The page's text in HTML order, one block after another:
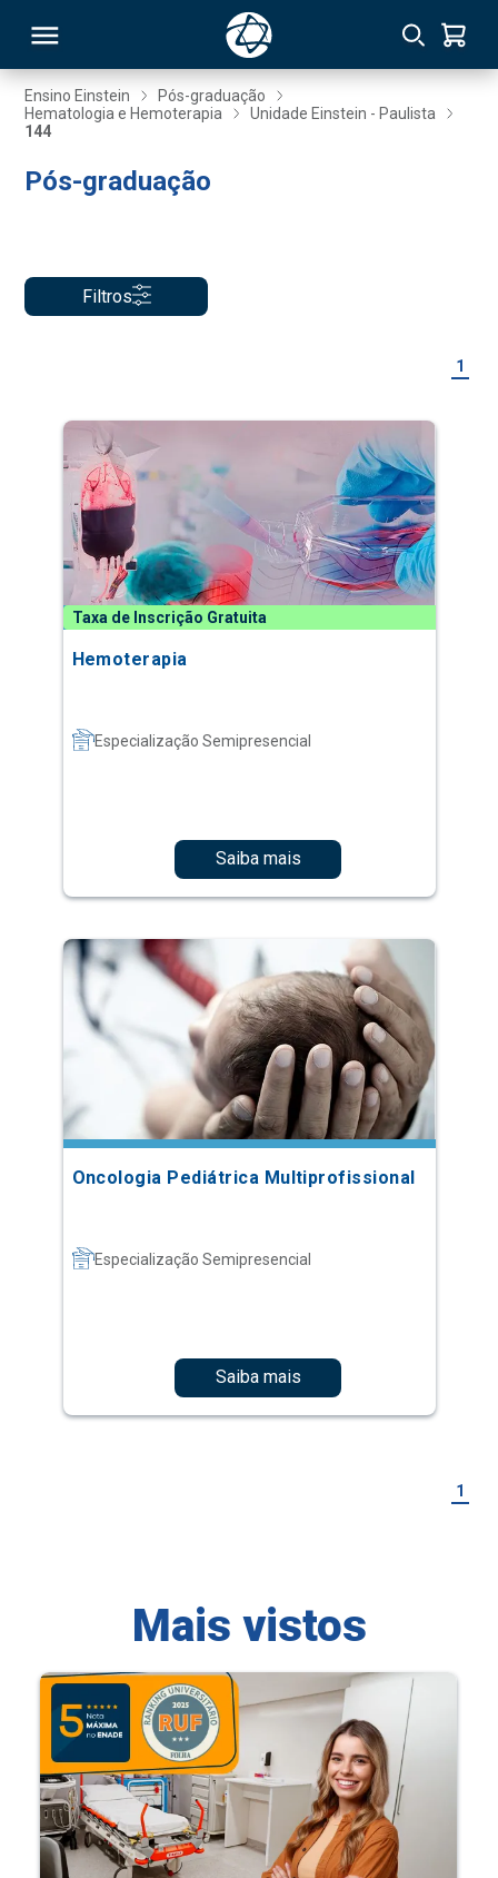
Ensino Einstein
Pós-graduação
Hematologia e Hemoterapia
Unidade Einstein - Paulista
144
Pós-graduação
Filtros
1
Taxa de Inscrição Gratuita
Hemoterapia
Especialização Semipresencial
Saiba mais
Oncologia Pediátrica Multiprofissional
Especialização Semipresencial
Saiba mais
1
Mais vistos